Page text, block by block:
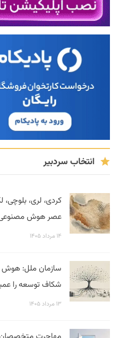
انتخاب سردبیر
کردی، لری، بلوچی،
عصر هوش مصنوعی
۱۴ مرداد ۱۴۰۵
سازمان ملل: هوش
شکاف توسعه را
۱۳ مرداد ۱۴۰۵